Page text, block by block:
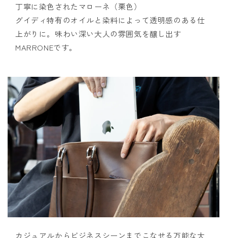
丁寧に染色されたマローネ（栗色）
グイディ特有のオイルと染料によって透明感のある仕
上がりに。味わい深い大人の雰囲気を醸し出す
MARRONEです。
カジュアルからビジネスシーンまでこなせる万能な大